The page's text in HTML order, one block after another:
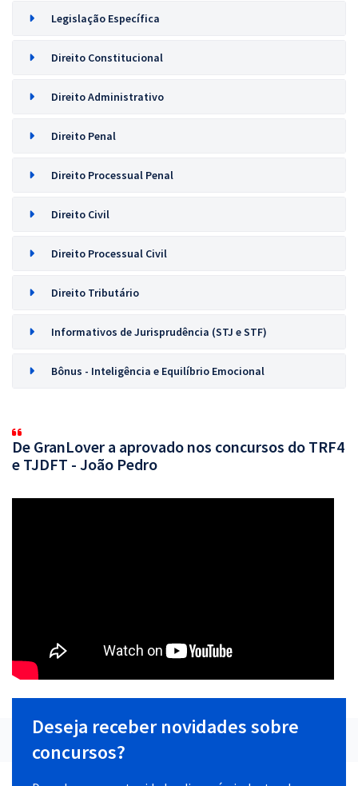
Legislação Específica
Direito Constitucional
Direito Administrativo
Direito Penal
Direito Processual Penal
Direito Civil
Direito Processual Civil
Direito Tributário
Informativos de Jurisprudência (STJ e STF)
Bônus - Inteligência e Equilíbrio Emocional
De GranLover a aprovado nos concursos do TRF4
e TJDFT - João Pedro
Deseja receber novidades sobre
concursos?